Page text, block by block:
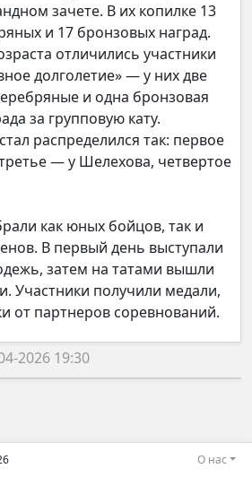
зачете. В их копилке 13
и 17 бронзовых наград.
отличились участники
долголетие» — у них две
и одна бронзовая
за групповую кату.
распределился так: первое
— у Шелехова, четвертое
как юных бойцов, так и
В первый день выступали
затем на татами вышли
Участники получили медали,
от партнеров соревнований.
2026 19:30
О нас